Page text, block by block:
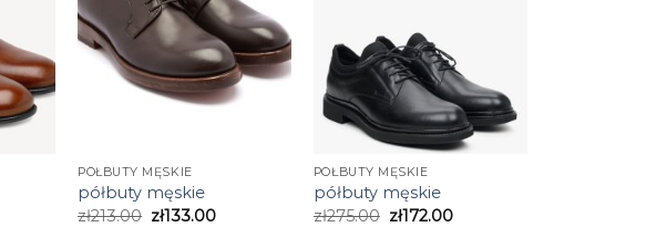
PÓŁBUTY MĘSKIE
półbuty męskie
zł213.00 zł133.00
PÓŁBUTY MĘSKIE
półbuty męskie
zł275.00 zł172.00